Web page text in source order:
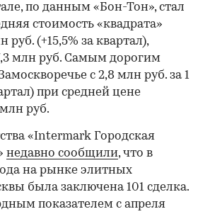
по данным «Бон-Тон», стал
стоимость «квадрата»
руб. (+15,5% за квартал),
млн руб. Самым дорогим
с 2,8 млн руб. за 1
при средней цене
руб.
«Intermark Городская
недавно сообщили, что в
на рынке элитных
была заключена 101 сделка.
показателем с апреля